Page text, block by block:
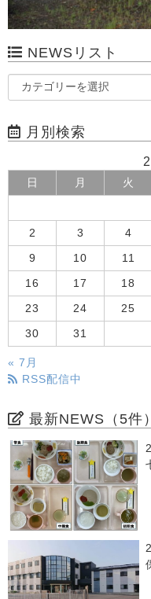
NEWSリスト
月別検索
日 月 火
2 3 4
9 10 11
16 17 18
23 24 25
30 31
« 7月
RSS配信中
最新NEWS（5件）